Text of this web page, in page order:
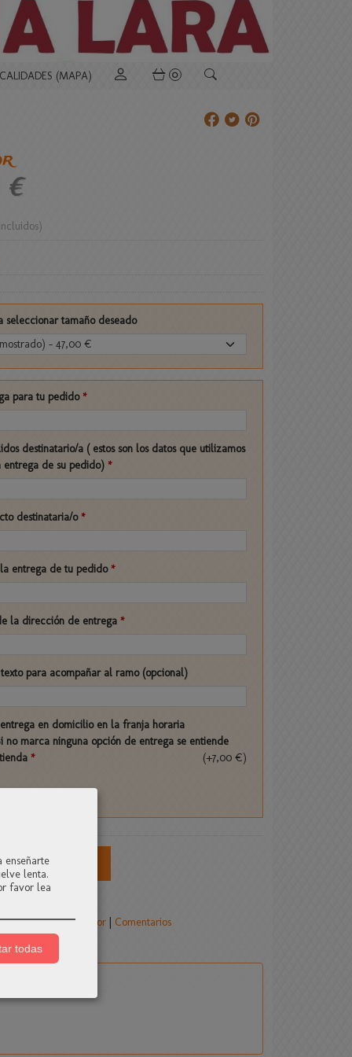
(MAPA) 0
seleccionar tamaño deseado
para tu pedido*
destinatario/a ( estos son los datos que utilizamos
de su pedido) *
destinataria/o*
entrega de tu pedido*
la dirección de entrega *
para acompañar al ramo (opcional)
en domicilio en la franja horaria
no marca ninguna opción de entrega se entiende
*
(+7,00 €)
Añadir a Carrito
flores-parami-amor Comentarios
enseñarte
lenta.
favor lea
todas